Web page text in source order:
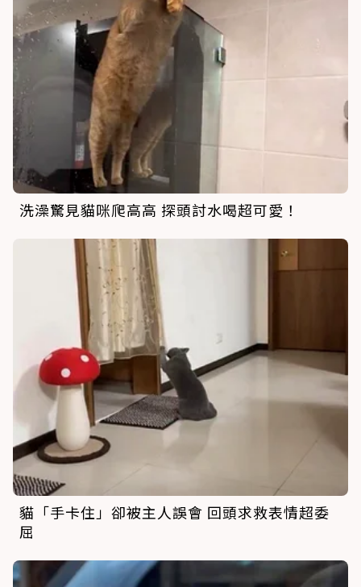
洗澡驚見貓咪爬高高 探頭討水喝超可愛！
貓「手卡住」卻被主人誤會 回頭求救表情超委
屈